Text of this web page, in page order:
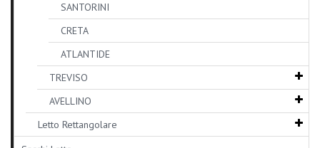
SANTORINI
CRETA
ATLANTIDE
TREVISO
AVELLINO
Letto Rettangolare